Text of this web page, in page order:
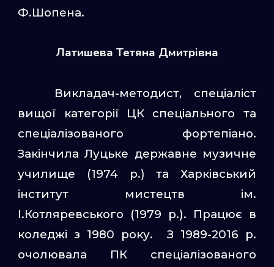
Ф.Шопена.
Латишева Тетяна Дмитрівна
Викладач-методист, спеціаліст
вищої категорії ЦК спеціального та
спеціалізованого фортепіано.
Закінчила Луцьке державне музичне
училище (1974 р.) та Харківський
інститут мистецтв ім.
І.Котляревського (1979 р.). Працює в
коледжі з 1980 року. З 1989-2016 р.
очолювала ПК спеціалізованого